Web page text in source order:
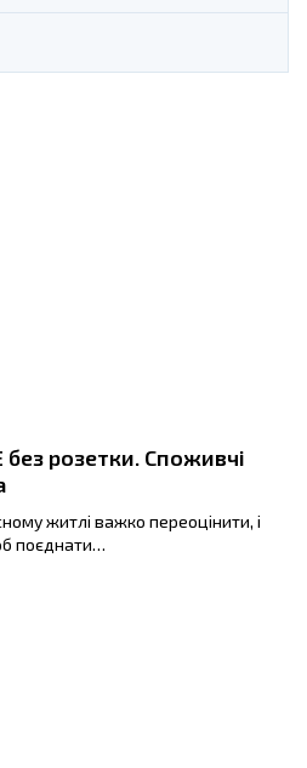
без розетки. Споживчі
житлі важко переоцінити, і
поєднати…